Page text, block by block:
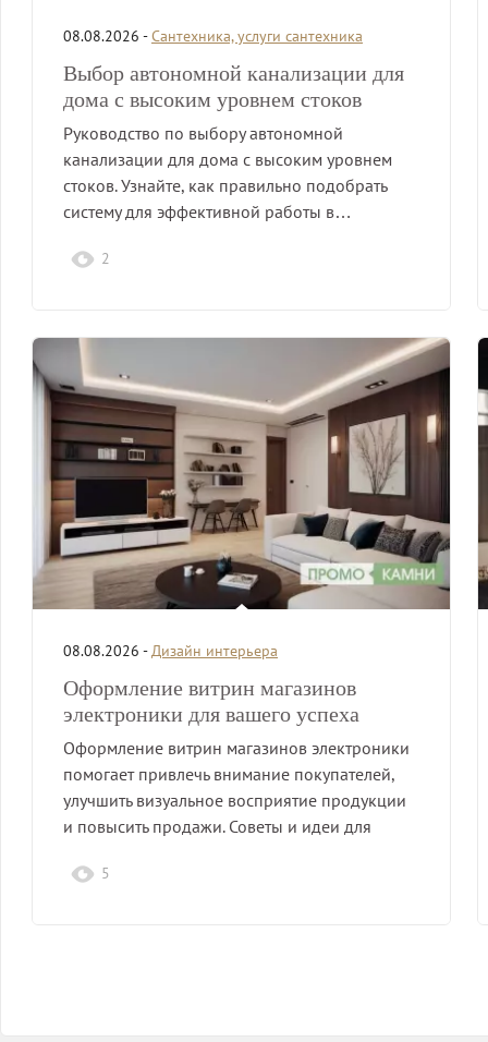
08.08.2026 -Сантехника, услуги сантехника
Выбор автономной канализации для
дома с высоким уровнем стоков
Руководство по выбору автономной
канализации для дома с высоким уровнем
стоков. Узнайте, как правильно подобрать
систему для эффективной работы в…
2
08.08.2026 -Дизайн интерьера
Оформление витрин магазинов
электроники для вашего успеха
Оформление витрин магазинов электроники
помогает привлечь внимание покупателей,
улучшить визуальное восприятие продукции
и повысить продажи. Советы и идеи для
5